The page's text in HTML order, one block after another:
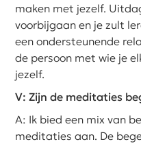
maken met jezelf.
voorbijgaan en je zult
een ondersteunende
de persoon met wie je
jezelf.
V: Zijn de meditaties
A: Ik bied een mix van
meditaties aan. De